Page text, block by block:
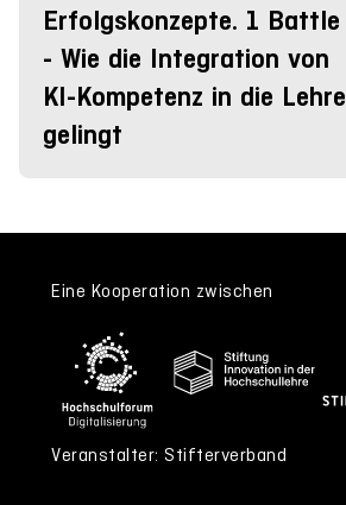
Erfolgskonzepte. 1 Battle
- Wie die Integration von
KI-Kompetenz in die Lehre
gelingt
Eine Kooperation zwischen
Veranstalter: Stifterverband